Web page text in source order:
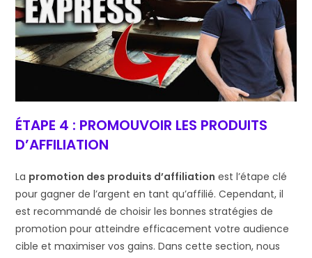
ÉTAPE 4 : PROMOUVOIR LES PRODUITS
D’AFFILIATION
La promotion des produits d’affiliation est l’étape clé
pour gagner de l’argent en tant qu’affilié. Cependant, il
est recommandé de choisir les bonnes stratégies de
promotion pour atteindre efficacement votre audience
cible et maximiser vos gains. Dans cette section, nous